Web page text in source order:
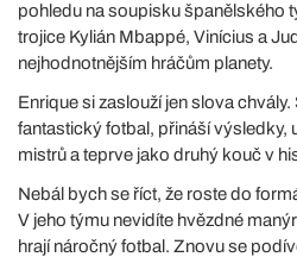
pohledu na soupisku španělského
trojice Kylián Mbappé, Vinícius a
nejhodnotnějším hráčům planety.
Enrique si zaslouží jen slova
fantastický fotbal, přináší výsledky,
mistrů a teprve jako druhý kouč v
Nebál bych se říct, že roste do
V jeho týmu nevidíte hvězdné
hrají náročný fotbal. Znovu se